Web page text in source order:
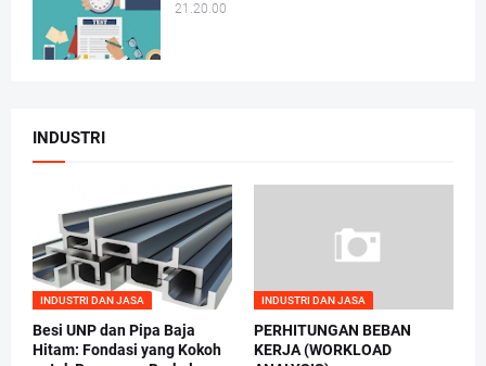
21.20.00
INDUSTRI
INDUSTRI DAN JASA
Besi UNP dan Pipa Baja
Hitam: Fondasi yang Kokoh
INDUSTRI DAN JASA
PERHITUNGAN BEBAN
KERJA (WORKLOAD